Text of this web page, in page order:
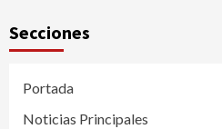
Secciones
Portada
Noticias Principales